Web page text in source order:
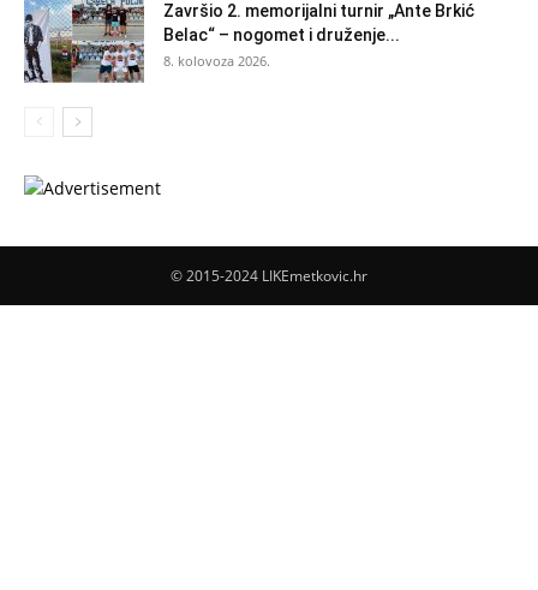
Završio 2. memorijalni turnir „Ante Brkić
Belac“ – nogomet i druženje...
8. kolovoza 2026.
© 2015-2024 LIKEmetkovic.hr